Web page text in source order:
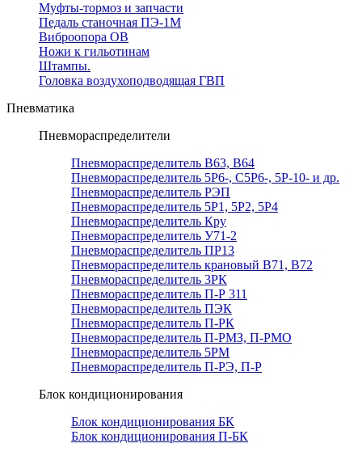
Муфты-тормоз и запчасти
Педаль станочная ПЭ-1М
Виброопора ОВ
Ножи к гильотинам
Штампы.
Головка воздухоподводящая ГВП
Пневматика
Пневмораспределители
Пневмораспределитель В63, В64
Пневмораспределитель 5Р6-, С5Р6-, 5Р-10- и др.
Пневмораспределитель РЭП
Пневмораспределитель 5Р1, 5Р2, 5Р4
Пневмораспределитель Кру
Пневмораспределитель У71-2
Пневмораспределитель ПР13
Пневмораспределитель крановый В71, В72
Пневмораспределитель 3РК
Пневмораспределитель П-Р 311
Пневмораспределитель ПЭК
Пневмораспределитель П-РК
Пневмораспределитель П-РМЗ, П-РМО
Пневмораспределитель 5РМ
Пневмораспределитель П-РЭ, П-Р
Блок кондиционирования
Блок кондиционирования БК
Блок кондиционирования П-БК